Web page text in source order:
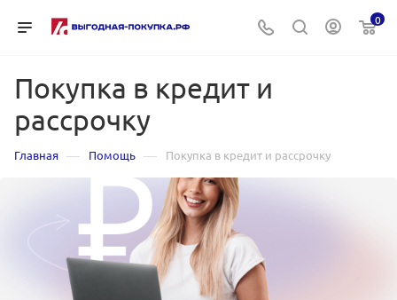
0
Покупка в кредит и
рассрочку
Главная — Помощь — Покупка в кредит и рассрочку